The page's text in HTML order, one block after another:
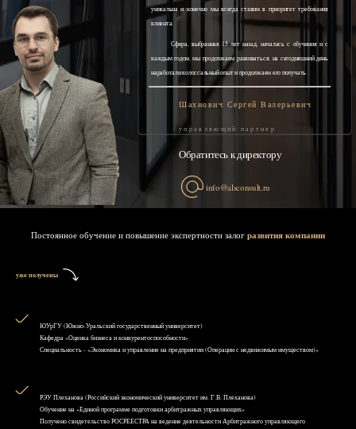
уникальна и конечно мы всегда ставим в приоритет требования
клиента.
Сфера, выбранная 15 лет назад, началась с обучения и с
каждым годом, мы продолжаем развиваться, на сегодняшний день
наработали колоссальный опыт и продолжаем его получать.
Шахнович Сергей Валерьевич
управляющий партнер
Обратитесь к директору
info@alsconsult.ru
Постоянное обучение и повышение экспертности залог развития компании
уже получены
ЮУрГУ (Южно-Уральский государственный университет)
Кафедра «Оценка бизнеса и конкурентоспособности»
Специальность - «Экономика и управление на предприятии (Операции с недвижимым имуществом)»
РЭУ Плеханова (Российский экономический университет им. Г.В. Плеханова)
Обучение на «Единой программе подготовки арбитражных управляющих»
Получено свидетельство РОСРЕЕСТРА на ведение деятельности Арбитражного управляющего